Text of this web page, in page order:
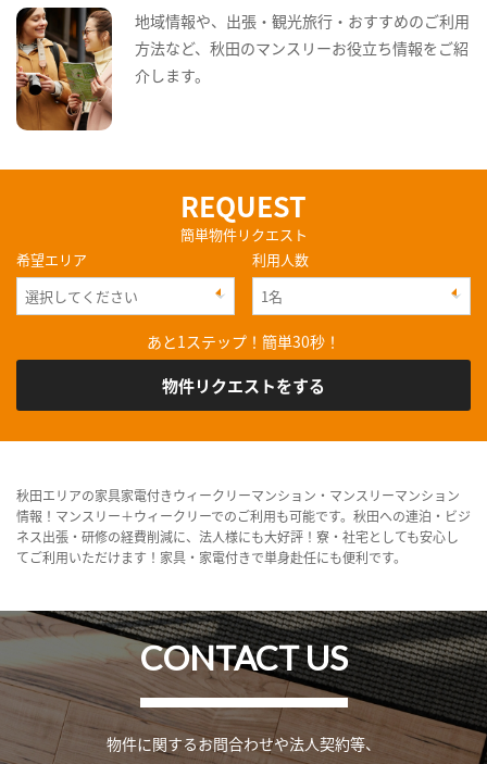
地域情報や、出張・観光旅行・おすすめのご利用
方法など、秋田のマンスリーお役立ち情報をご紹
介します。
REQUEST
簡単物件リクエスト
希望エリア
利用人数
あと1ステップ！簡単30秒！
物件リクエストをする
秋田エリアの家具家電付きウィークリーマンション・マンスリーマンション
情報！マンスリー＋ウィークリーでのご利用も可能です。秋田への連泊・ビジ
ネス出張・研修の経費削減に、法人様にも大好評！寮・社宅としても安心し
てご利用いただけます！家具・家電付きで単身赴任にも便利です。
CONTACT US
物件に関するお問合わせや法人契約等、